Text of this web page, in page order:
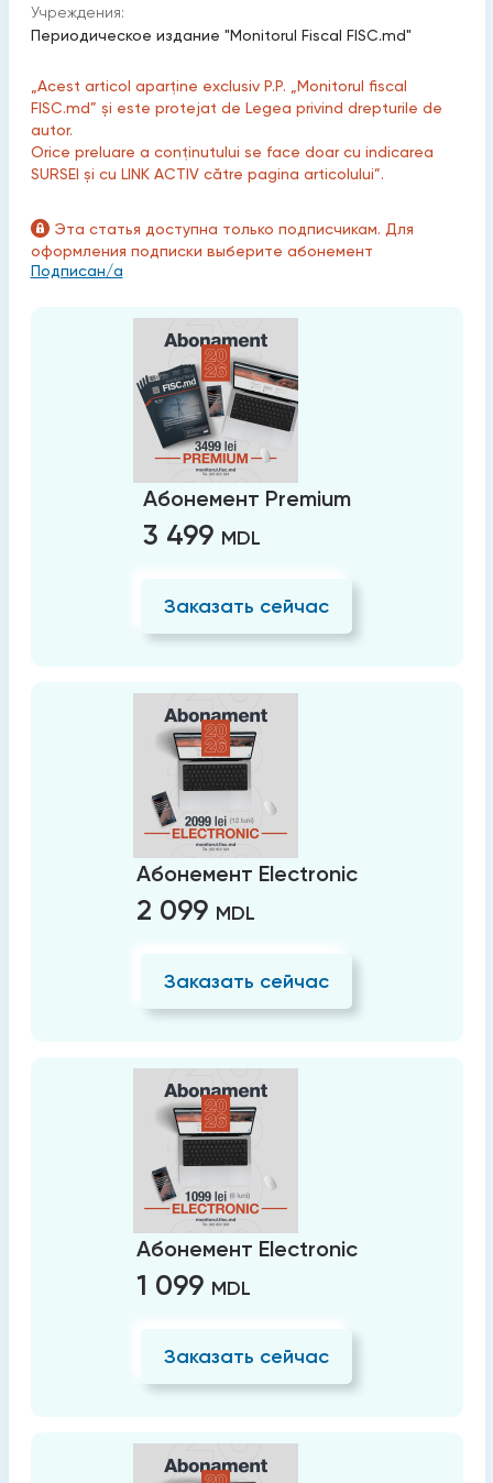
Учреждения:
Периодическое издание "Monitorul Fiscal FISC.md"
„Acest articol aparține exclusiv P.P. „Monitorul fiscal
FISC.md” și este protejat de Legea privind drepturile de
autor.
Orice preluare a conținutului se face doar cu indicarea
SURSEI și cu LINK ACTIV către pagina articolului”.
Эта статья доступна только подписчикам. Для
оформления подписки выберите абонемент
Подписан/а
Абонемент Premium
3 499 MDL
Заказать сейчас
Абонемент Electronic
2 099 MDL
Заказать сейчас
Абонемент Electronic
1 099 MDL
Заказать сейчас